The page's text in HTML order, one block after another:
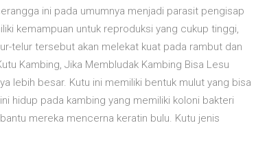
ini pada umumnya menjadi parasit pengisap
kemampuan untuk reproduksi yang cukup tinggi,
telur tersebut akan melekat kuat pada rambut dan
Kambing, Jika Membludak Kambing Bisa Lesu
lebih besar. Kutu ini memiliki bentuk mulut yang bisa
hidup pada kambing yang memiliki koloni bakteri
mereka mencerna keratin bulu. Kutu jenis